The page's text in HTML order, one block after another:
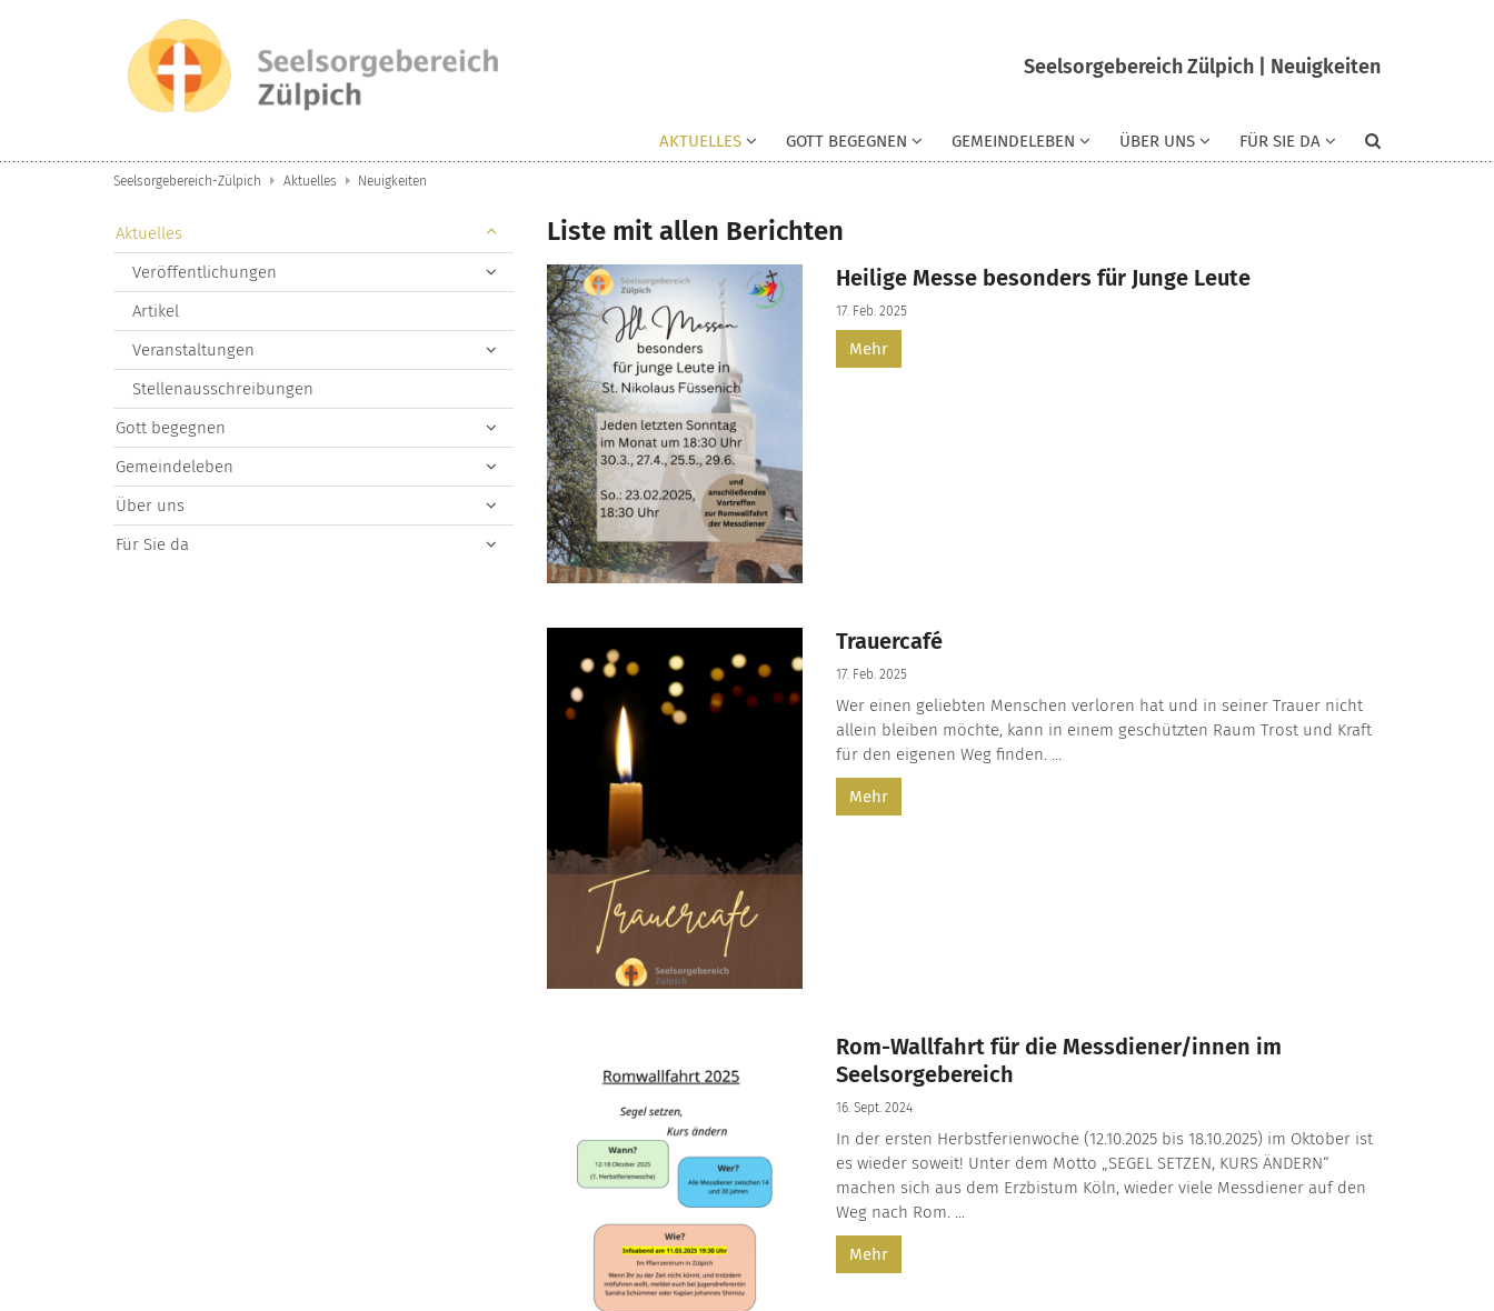
Seelsorgebereich Zülpich | Neuigkeiten
AKTUELLES GOTT BEGEGNEN GEMEINDELEBEN ÜBER UNS FÜR SIE DA
Seelsorgebereich-Zülpich Aktuelles Neuigkeiten
Liste mit allen Berichten
Heilige Messe besonders für Junge Leute
17. Feb. 2025
Mehr
Trauercafé
17. Feb. 2025
Wer einen geliebten Menschen verloren hat und in seiner Trauer nicht
allein bleiben möchte, kann in einem geschützten Raum Trost und Kraft
für den eigenen Weg finden. ...
Mehr
Rom-Wallfahrt für die Messdiener/innen im
Seelsorgebereich
16. Sept. 2024
In der ersten Herbstferienwoche (12.10.2025 bis 18.10.2025) im Oktober ist
es wieder soweit! Unter dem Motto „SEGEL SETZEN, KURS ÄNDERN“
machen sich aus dem Erzbistum Köln, wieder viele Messdiener auf den
Weg nach Rom. ...
Mehr
Aktuelles
Veröffentlichungen
Artikel
Veranstaltungen
Stellenausschreibungen
Gott begegnen
Gemeindeleben
Über uns
Für Sie da